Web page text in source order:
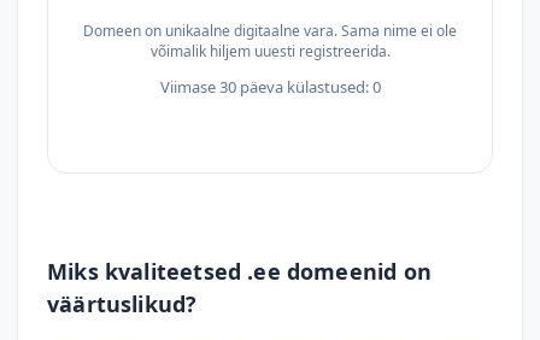
Domeen on unikaalne digitaalne vara. Sama nime ei ole
võimalik hiljem uuesti registreerida.
Viimase 30 päeva külastused: 0
Miks kvaliteetsed .ee domeenid on
väärtuslikud?